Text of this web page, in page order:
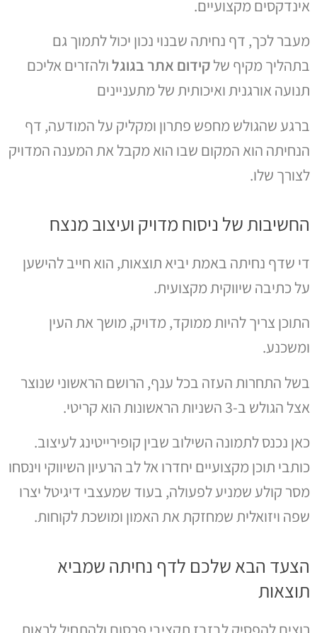
אינדקסים מקצועיים.
מעבר לכך, דף נחיתה שבנוי נכון יכול לתמוך גם
בתהליך מקיף שלקידום אתר בגוגלולהזרים אליכם
תנועה אורגנית ואיכותית של מתעניינים
ברגע שהגולש מחפש פתרון ומקליק על המודעה, דף
הנחיתה הוא המקום שבו הוא מקבל את המענה המדויק
לצורך שלו.
החשיבות של ניסוח מדויק ועיצוב מנצח
די שדף נחיתה באמת יביא תוצאות, הוא חייב להישען
על כתיבה שיווקית מקצועית.
התוכן צריך להיות ממוקד, מדויק, מושך את העין
ומשכנע.
בשל התחרות העזה בכל ענף, הרושם הראשוני שנוצר
אצל הגולש ב-3 השניות הראשונות הוא קריטי.
כאן נכנס לתמונה השילוב שבין קופירייטינג לעיצוב.
כותבי תוכן מקצועיים יחדרו אל לב הרעיון השיווקי וינסחו
מסר קולע שמניע לפעולה, בעוד שמעצבי דיגיטל יצרו
שפה ויזואלית שמחזקת את האמון ומושכת לקוחות.
הצעד הבא שלכם לדף נחיתה שמביא
תוצאות